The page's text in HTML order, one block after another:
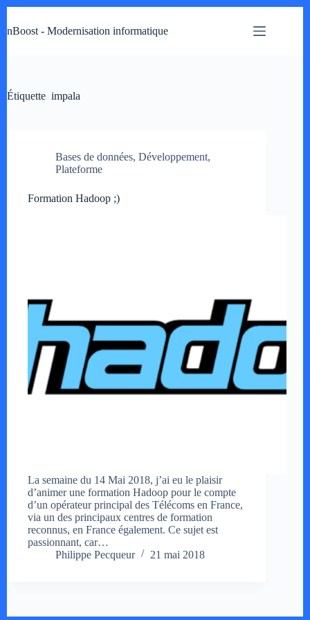
au
contenu
nBoost - Modernisation informatique
Étiquette impala
Bases de données, Développement,
Plateforme
Formation Hadoop ;)
La semaine du 14 Mai 2018, j’ai eu le plaisir
d’animer une formation Hadoop pour le compte
d’un opérateur principal des Télécoms en France,
via un des principaux centres de formation
reconnus, en France également. Ce sujet est
passionnant, car…
Philippe Pecqueur
21 mai 2018